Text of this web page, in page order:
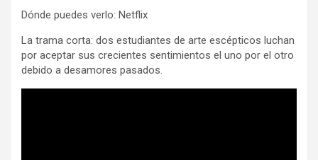
Dónde puedes verlo: Netflix
La trama corta: dos estudiantes de arte escépticos luchan
por aceptar sus crecientes sentimientos el uno por el otro
debido a desamores pasados.